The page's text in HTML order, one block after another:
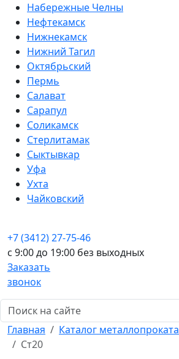
Набережные Челны
Нефтекамск
Нижнекамск
Нижний Тагил
Октябрьский
Пермь
Салават
Сарапул
Соликамск
Стерлитамак
Сыктывкар
Уфа
Ухта
Чайковский
+7 (3412) 27-75-46
c 9:00 до 19:00 без выходных
Заказать
звонок
Главная Каталог металлопроката
Ст20